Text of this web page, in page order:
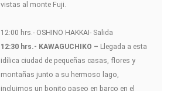
vistas al monte Fuji.
12:00 hrs.- OSHINO HAKKAI- Salida
12:30 hrs.- KAWAGUCHIKO – Llegada a esta
idílica ciudad de pequeñas casas, flores y
montañas junto a su hermoso lago,
incluimos un bonito paseo en barco en el